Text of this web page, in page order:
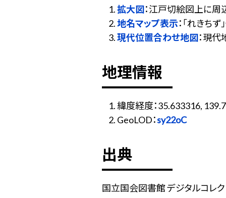
拡大図：江戸切絵図上に周
地名マップ表示：「れきち
現代位置合わせ地図：現
地理情報
緯度経度：35.633316,
GeoLOD：sy22oC
出典
国立国会図書館 デジタルコレク